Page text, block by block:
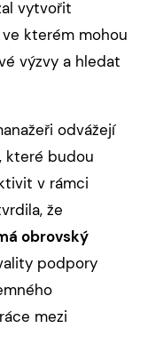
vytvořit
kterém mohou
výzvy a hledat
odvážejí
, které budou
v rámci
že
obrovský
podpory
mezi